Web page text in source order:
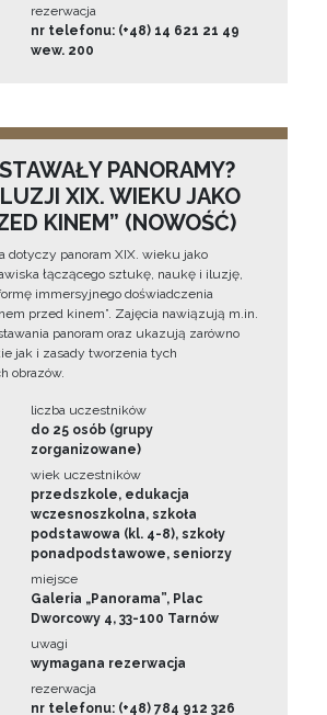
rezerwacja
nr telefonu: (+48) 14 621 21 49
wew. 200
PANORAMY?
XIX. WIEKU JAKO
KINEM” (NOWOŚĆ)
dotyczy panoram XIX. wieku jako
łączącego sztukę, naukę i iluzję,
immersyjnego doświadczenia
przed kinem”. Zajęcia nawiązują m.in.
panoram oraz ukazują zarówno
jak i zasady tworzenia tych
obrazów.
liczba uczestników
do 25 osób (grupy
zorganizowane)
wiek uczestników
przedszkole, edukacja
wczesnoszkolna, szkoła
podstawowa (kl. 4-8), szkoły
ponadpodstawowe, seniorzy
miejsce
Galeria „Panorama”, Plac
Dworcowy 4, 33-100 Tarnów
uwagi
wymagana rezerwacja
rezerwacja
nr telefonu: (+48) 784 912 326